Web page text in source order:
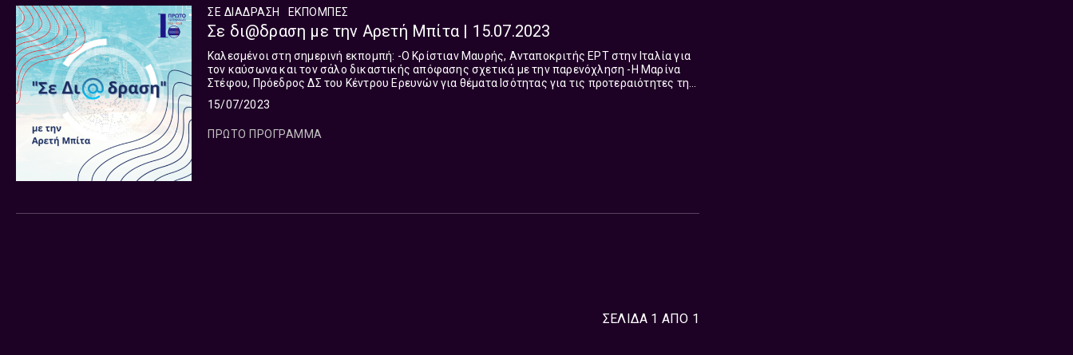
ΣΕ ΔΙΑΔΡΑΣΗ ΕΚΠΟΜΠΈΣ
Σε δι@δραση με την Αρετή Μπίτα | 15.07.2023
Καλεσμένοι στη σημερινή εκπομπή: -Ο Κρίστιαν Μαυρής, Ανταποκριτής ΕΡΤ στην Ιταλία για
τον καύσωνα και τον σάλο δικαστικής απόφασης σχετικά με την παρενόχληση -Η Μαρίνα
Στέφου, Πρόεδρος ΔΣ του Κέντρου Ερευνών για θέματα Ισότητας για τις προτεραιότητες της
15/07/2023
ΠΡΩΤΟ ΠΡΟΓΡΑΜΜΑ
ΣΕΛΙΔΑ 1 ΑΠΟ 1